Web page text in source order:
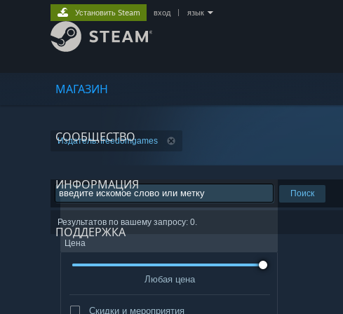
МАГАЗИН
СООБЩЕСТВО
ИНФОРМАЦИЯ
ПОДДЕРЖКА
Установить Steam вход язык
Издатель: freedomgames
Поиск
Результатов по вашему запросу: 0.
Цена
Любая цена
Скидки и мероприятия